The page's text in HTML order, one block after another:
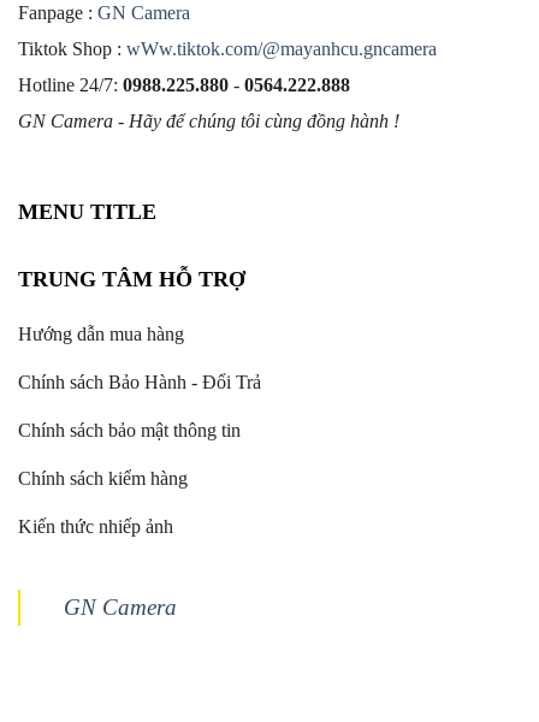
Fanpage : GN Camera
Tiktok Shop : wWw.tiktok.com/@mayanhcu.gncamera
Hotline 24/7: 0988.225.880 - 0564.222.888
GN Camera - Hãy để chúng tôi cùng đồng hành !
MENU TITLE
TRUNG TÂM HỖ TRỢ
Hướng dẫn mua hàng
Chính sách Bảo Hành - Đổi Trả
Chính sách bảo mật thông tin
Chính sách kiểm hàng
Kiến thức nhiếp ảnh
GN Camera